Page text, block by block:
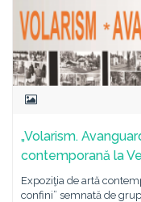
„Volarism.
contemporană la
Expoziţia de artă
confini” semnată de